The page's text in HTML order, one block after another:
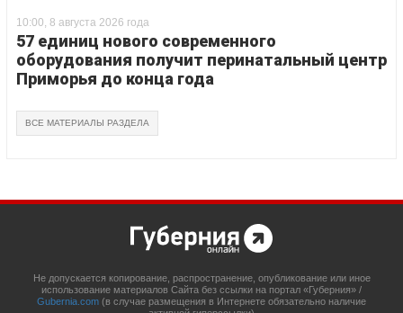
10:00, 8 августа 2026 года
57 единиц нового современного
оборудования получит перинатальный центр
Приморья до конца года
ВСЕ МАТЕРИАЛЫ РАЗДЕЛА
Не допускается копирование, распространение, опубликование или иное
использование материалов Сайта без ссылки на портал «Губерния» /
Gubernia.com (в случае размещения в Интернете обязательно наличие